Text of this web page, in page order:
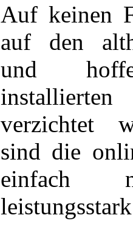
Auf keinen
auf den
und
installierten
verzichtet
sind die
einfach